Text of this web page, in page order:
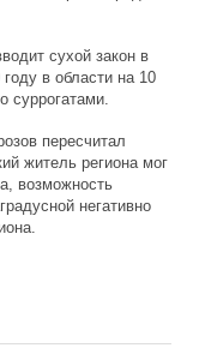
сухой закон в
в области на 10
суррогатами.
пересчитал
житель региона мог
возможность
негативно